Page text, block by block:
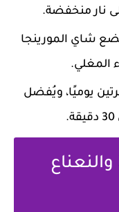
نار منخفضة.
شاي المورينجا
المغلي.
يوميًا، ويُفضل